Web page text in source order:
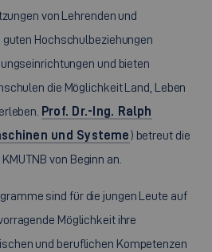
von Lehrenden und
Hochschulbeziehungen
und bieten
die Möglichkeit Land, Leben
Prof. Dr.-Ing. Ralph
und Systeme) betreut die
von Beginn an.
sind für die jungen Leute auf
Möglichkeit ihre
und beruflichen Kompetenzen